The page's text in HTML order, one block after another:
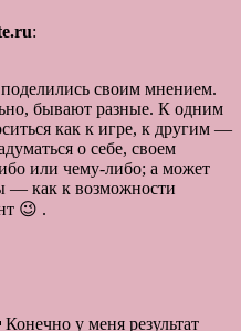
:
своим мнением.
бывают разные. К одним
как к игре, к другим —
о себе, своем
или чему-либо; а может
— как к возможности
😉 .
у меня результат